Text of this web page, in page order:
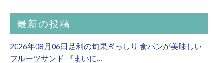
最新の投稿
2026年08月06日足利の旬果ぎっしり 食パンが美味しい
フルーツサンド 『まいに…